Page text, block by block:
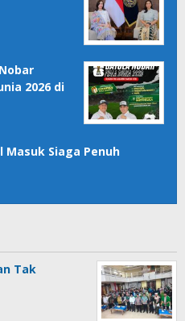
2026 di
Masuk Siaga Penuh
Tak